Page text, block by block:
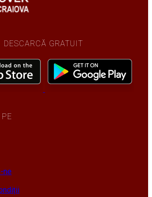
DESCARCĂ GRATUIT
ne